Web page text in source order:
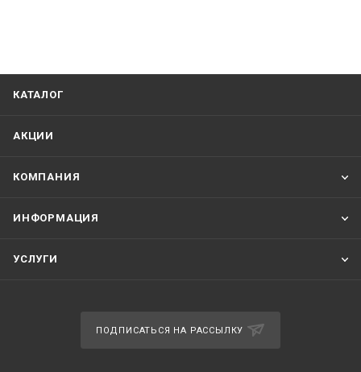
КАТАЛОГ
АКЦИИ
КОМПАНИЯ
ИНФОРМАЦИЯ
УСЛУГИ
ПОДПИСАТЬСЯ НА РАССЫЛКУ